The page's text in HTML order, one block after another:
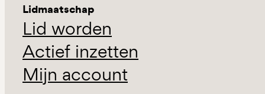
Lidmaatschap
Lid worden
Actief inzetten
Mijn account